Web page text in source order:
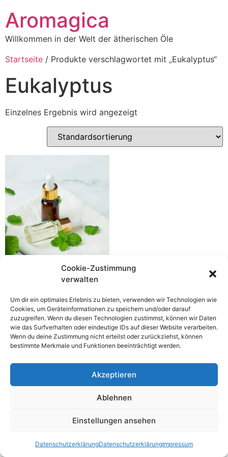
Cookie-Zustimmung
verwalten
Um dir ein optimales Erlebnis zu bieten, verwenden wir Technologien wie
Cookies, um Geräteinformationen zu speichern und/oder darauf
zuzugreifen. Wenn du diesen Technologien zustimmst, können wir Daten
wie das Surfverhalten oder eindeutige IDs auf dieser Website verarbeiten.
Wenn du deine Zustimmung nicht erteilst oder zurückziehst, können
bestimmte Merkmale und Funktionen beeinträchtigt werden.
Akzeptieren
Ablehnen
Einstellungen ansehen
DatenschutzerklärungDatenschutzerklärungImpressum
Aromagica
Willkommen in der Welt der ätherischen Öle
Startseite / Produkte verschlagwortet mit „Eukalyptus“
Eukalyptus
Einzelnes Ergebnis wird angezeigt
„Kraftvoller Atem“-Paket
inkl. 19 % MwSt.
zzgl.
Versandkosten
In den Warenkorb
Willkommen in der Welt der ätherischen Öle